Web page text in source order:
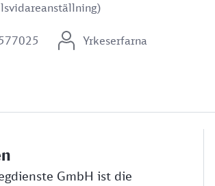
Yrkeserfarna
GmbH ist die